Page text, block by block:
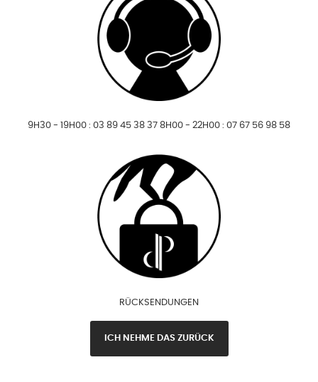
9H30 - 19H00 : 03 89 45 38 37 8H00 - 22H00 : 07 67 56 98 58
RÜCKSENDUNGEN
ICH NEHME DAS ZURÜCK